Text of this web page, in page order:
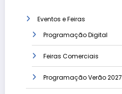
Eventos e Feiras
Programação Digital
Feiras Comerciais
Programação Verão 2027